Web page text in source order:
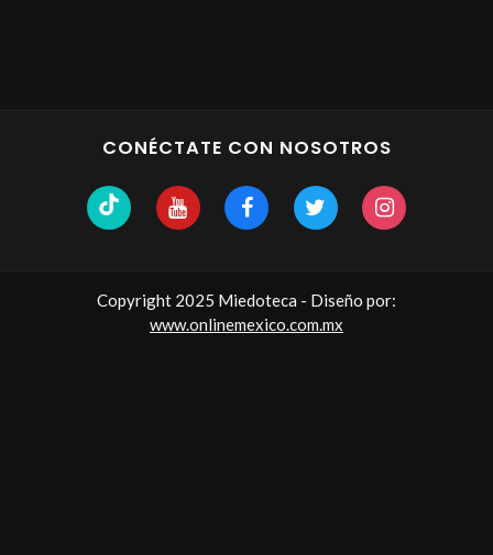
CONÉCTATE CON NOSOTROS
Copyright 2025 Miedoteca - Diseño por:
www.onlinemexico.com.mx